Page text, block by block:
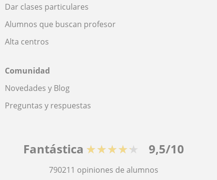
Dar clases particulares
Alumnos que buscan profesor
Alta centros
Comunidad
Novedades y Blog
Preguntas y respuestas
Fantástica ★★★★★ 9,5/10
790211 opiniones de alumnos